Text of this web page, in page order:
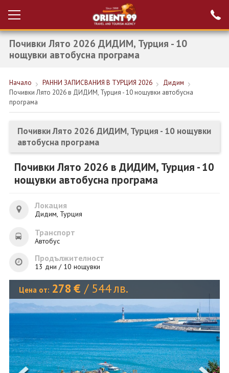
Вход за агенти
Проверка на
резервация
НОВА ГОДИНА ТУРЦИЯ
НОВА ГОДИНА
ПОЧИВКИ
ЕКЗОТИКА
ФИРМЕНИ ДОКУМЕНТИ
0700 144 34
Почивки Лято 2026 ДИДИМ, Турция - 10
нощувки автобусна програма
Начало РАННИ ЗАПИСВАНИЯ В ТУРЦИЯ 2026
Дидим
Почивки Лято 2026 в ДИДИМ, Турция - 10 нощувки автобусна
програма
Почивки Лято 2026 ДИДИМ, Турция - 10 нощувки
автобусна програма
Почивки Лято 2026 в ДИДИМ, Турция - 10
нощувки автобусна програма
Локация
Дидим, Турция
Транспорт
Автобус
Продължителност
13 дни / 10 нощувки
Цена от: 278 € / 544лв.